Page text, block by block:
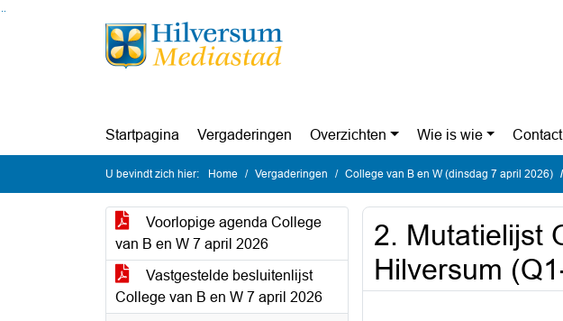
Ga naar de inhoud van deze pagina
Ga naar het zoeken
Ga naar het menu
Startpagina Vergaderingen Overzichten Wie is wie Contact
U bevindt zich hier: Home Vergaderingen College van B en W (dinsdag 7 april 2026)
Voorlopige agenda College
van B en W 7 april 2026
Vastgestelde besluitenlijst
College van B en W 7 april 2026
2. Mutatielijst
Hilversum